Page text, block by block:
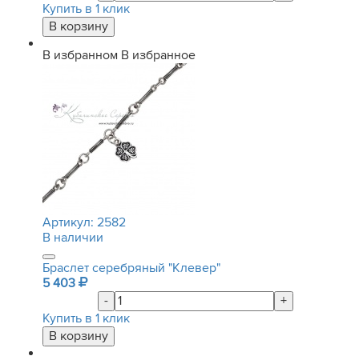
Купить в 1 клик
В избранном В избранное
Артикул: 2582
В наличии
Браслет серебряный "Клевер"
5 403
-
+
Купить в 1 клик